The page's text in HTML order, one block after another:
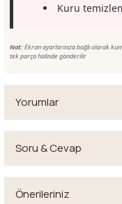
Kuru
Not:Ekran ayarlarınıza bağlı olarak
tek parça halinde gönderilir
Yorumlar
Soru & Cevap
Önerileriniz